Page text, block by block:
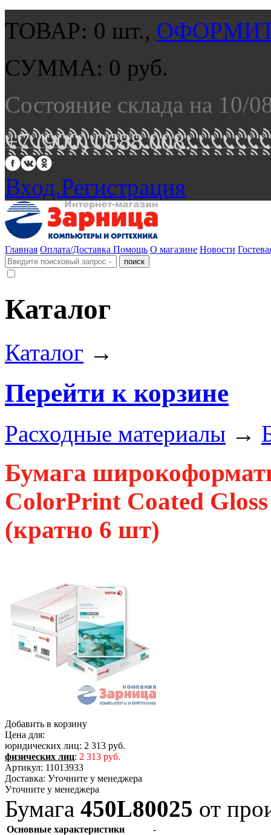
ТОВАР: 0 шт.,
СУММА: 0 руб.
Состояние склада на 10/
+7 (900) 0688 008.
Вход.Регистрация
Главная Оплата/Доставка Помощь О магазине Новости
Каталог
Каталог →
Перейти к корзине
Расходные материалы →
Бумага
ColorPrint Coated Gloss
(кратно 6 шт)
Добавить в корзину
Цена для:
юридических лиц: 2 313 руб.
физических лиц: 2 313 руб.
Артикул: 11013933
Доставка: Уточните у менеджера
Уточните у менеджера
Бумага 450L80025 от
Основные характеристики
-